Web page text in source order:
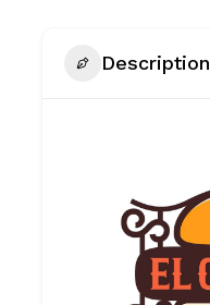
Description